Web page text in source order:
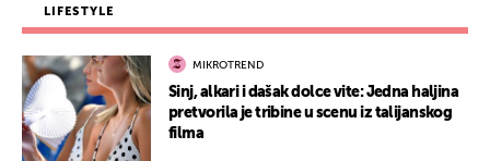
LIFESTYLE
MIKROTREND
Sinj, alkari i dašak dolce vite: Jedna haljina
pretvorila je tribine u scenu iz talijanskog
filma